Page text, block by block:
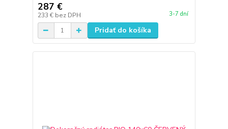
287 €
233 € bez DPH 3-7 dní
Pridať do košíka